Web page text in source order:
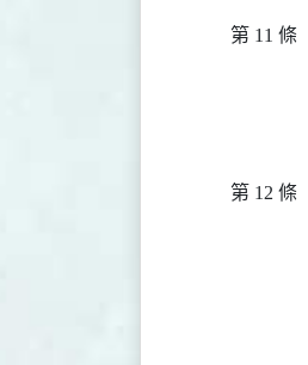
第 11 條
第 12 條